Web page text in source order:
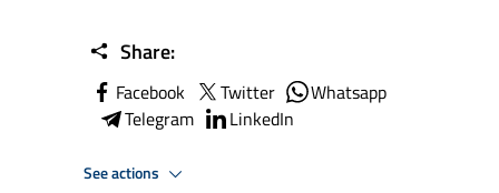
Share:
Facebook Twitter
Whatsapp
Telegram
LinkedIn
See actions